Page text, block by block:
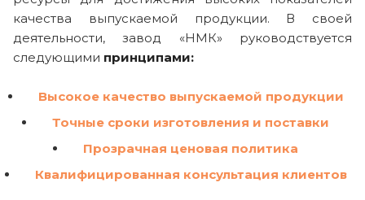
качества выпускаемой продукции. В своей
деятельности, завод «НМК» руководствуется
следующими принципами:
Высокое качество выпускаемой продукции
Точные сроки изготовления и поставки
Прозрачная ценовая политика
Квалифицированная консультация клиентов